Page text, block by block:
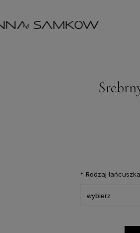
* Rodzaj